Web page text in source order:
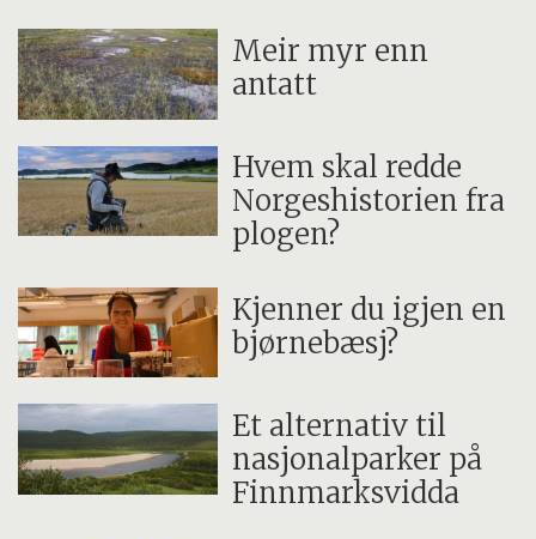
Meir myr enn
antatt
Hvem skal redde
Norgeshistorien fra
plogen?
Kjenner du igjen en
bjørnebæsj?
Et alternativ til
nasjonalparker på
Finnmarksvidda